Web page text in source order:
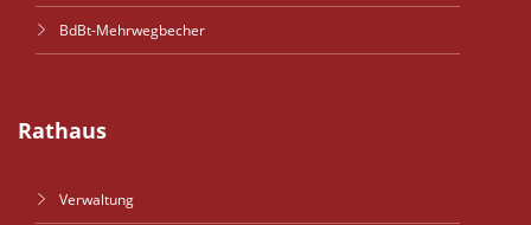
BdBt-Mehrwegbecher
Rathaus
Verwaltung